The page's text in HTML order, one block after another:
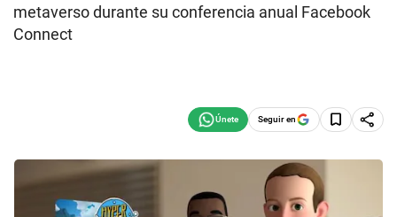
metaverso durante su conferencia anual Facebook
Connect
Seguir en